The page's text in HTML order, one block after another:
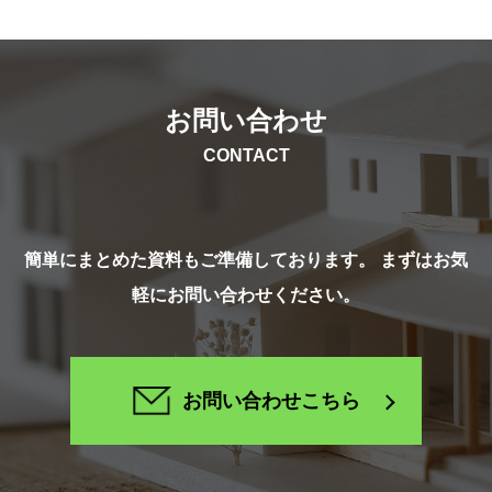
お問い合わせ
CONTACT
簡単にまとめた資料もご準備しております。 まずはお気
軽にお問い合わせください。
お問い合わせこちら